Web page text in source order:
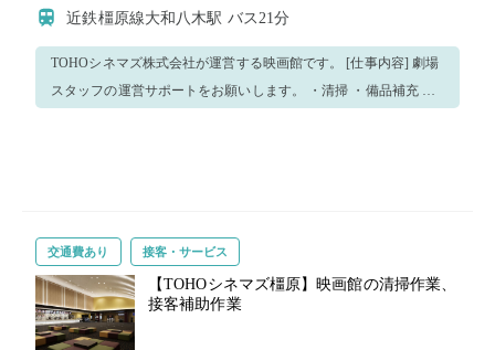
近鉄橿原線大和八木駅 バス21分
TOHOシネマズ株式会社が運営する映画館です。 [仕事内容] 劇場
スタッフの運営サポートをお願いします。 ・清掃 ・備品補充 ・
交通費あり 接客・サービス
【TOHOシネマズ橿原】映画館の清掃作業、
接客補助作業